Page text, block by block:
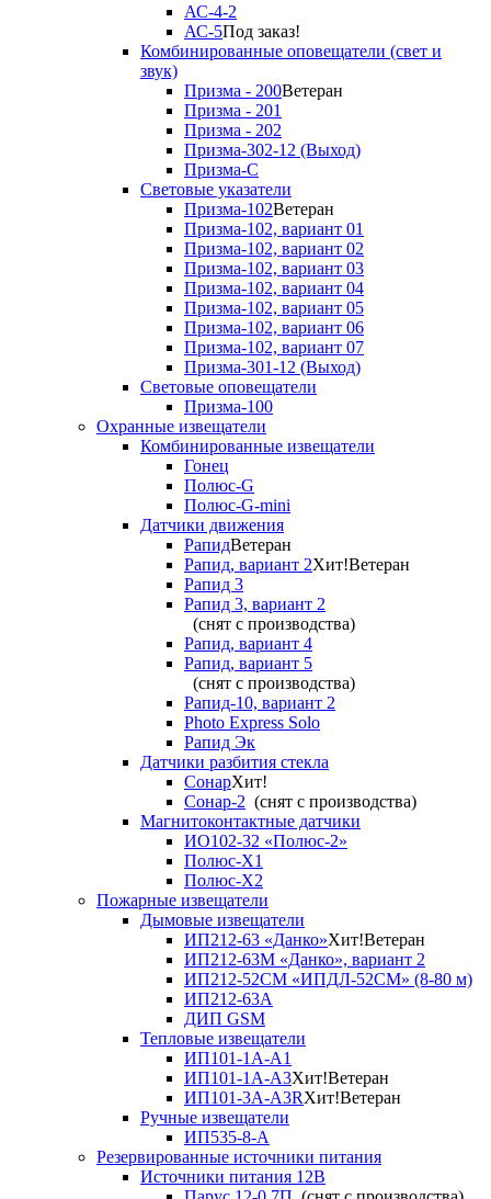
АС-4-2
АС-5Под заказ!
Комбинированные оповещатели (свет и
звук)
Призма - 200Ветеран
Призма - 201
Призма - 202
Призма-302-12 (Выход)
Призма-С
Световые указатели
Призма-102Ветеран
Призма-102, вариант 01
Призма-102, вариант 02
Призма-102, вариант 03
Призма-102, вариант 04
Призма-102, вариант 05
Призма-102, вариант 06
Призма-102, вариант 07
Призма-301-12 (Выход)
Световые оповещатели
Призма-100
Охранные извещатели
Комбинированные извещатели
Гонец
Полюс-G
Полюс-G-mini
Датчики движения
РапидВетеран
Рапид, вариант 2Хит!Ветеран
Рапид 3
Рапид 3, вариант 2
(снят с производства)
Рапид, вариант 4
Рапид, вариант 5
(снят с производства)
Рапид-10, вариант 2
Photo Express Solo
Рапид Эк
Датчики разбития стекла
СонарХит!
Сонар-2 (снят с производства)
Магнитоконтактные датчики
ИО102-32 «Полюс-2»
Полюс-X1
Полюс-X2
Пожарные извещатели
Дымовые извещатели
ИП212-63 «Данко»Хит!Ветеран
ИП212-63М «Данко», вариант 2
ИП212-52СМ «ИПДЛ-52СМ» (8-80 м)
ИП212-63А
ДИП GSM
Тепловые извещатели
ИП101-1А-А1
ИП101-1А-А3Хит!Ветеран
ИП101-3А-А3RХит!Ветеран
Ручные извещатели
ИП535-8-А
Резервированные источники питания
Источники питания 12В